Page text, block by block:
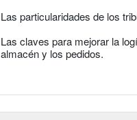
Las particularidades de los
Las claves para mejorar la
almacén y los pedidos.